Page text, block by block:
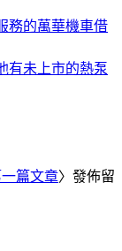
務的萬華機車借
有未上市的熱泵
篇文章〉發佈留